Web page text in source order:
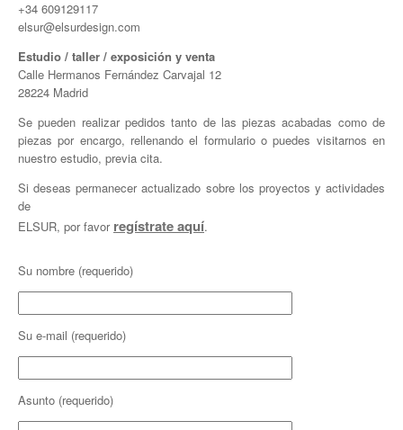
+34 609129117
elsur@elsurdesign.com
Estudio / taller / exposición y venta
Calle Hermanos Fernández Carvajal 12
28224 Madrid
Se pueden realizar pedidos tanto de las piezas acabadas como de
piezas por encargo, rellenando el formulario o puedes visitarnos en
nuestro estudio, previa cita.
Si deseas permanecer actualizado sobre los proyectos y actividades
de
ELSUR, por favor regístrate aquí.
Su nombre (requerido)
Su e-mail (requerido)
Asunto (requerido)